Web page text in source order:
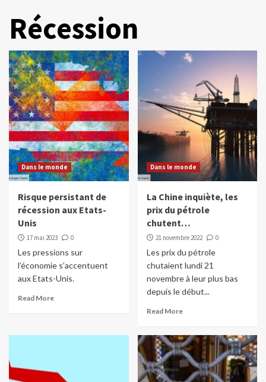
Récession
Dans le monde
Risque persistant de
récession aux Etats-
Unis
17 mai 2023 0
Les pressions sur
l’économie s’accentuent
aux Etats-Unis.
Read More
Dans le monde
La Chine inquiète, les
prix du pétrole
chutent…
21 novembre 2022 0
Les prix du pétrole
chutaient lundi 21
novembre à leur plus bas
depuis le début...
Read More